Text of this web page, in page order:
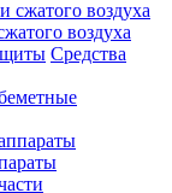
воздуха
Средства